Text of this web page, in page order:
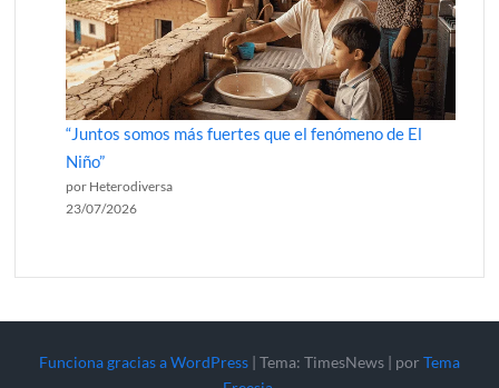
“Juntos somos más fuertes que el fenómeno de El
Niño”
por Heterodiversa
23/07/2026
Funciona gracias a WordPress | Tema: TimesNews | por Tema